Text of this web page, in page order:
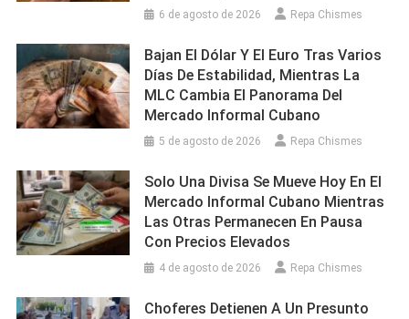
6 de agosto de 2026 Repa Chismes
Bajan El Dólar Y El Euro Tras Varios
Días De Estabilidad, Mientras La
MLC Cambia El Panorama Del
Mercado Informal Cubano
5 de agosto de 2026 Repa Chismes
Solo Una Divisa Se Mueve Hoy En El
Mercado Informal Cubano Mientras
Las Otras Permanecen En Pausa
Con Precios Elevados
4 de agosto de 2026 Repa Chismes
Choferes Detienen A Un Presunto